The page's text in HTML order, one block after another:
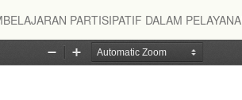
PARTISIPATIF DALAM